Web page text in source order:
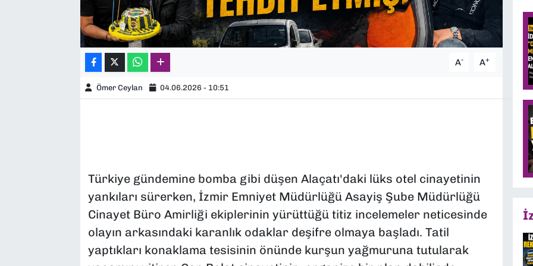
A- A+
Ömer Ceylan 04.06.2026 - 10:51
Türkiye gündemine bomba gibi düşen Alaçatı'daki lüks otel cinayetinin
yankıları sürerken, İzmir Emniyet Müdürlüğü Asayiş Şube Müdürlüğü
Cinayet Büro Amirliği ekiplerinin yürüttüğü titiz incelemeler neticesinde
olayın arkasındaki karanlık odaklar deşifre olmaya başladı. Tatil
yaptıkları konaklama tesisinin önünde kurşun yağmuruna tutularak